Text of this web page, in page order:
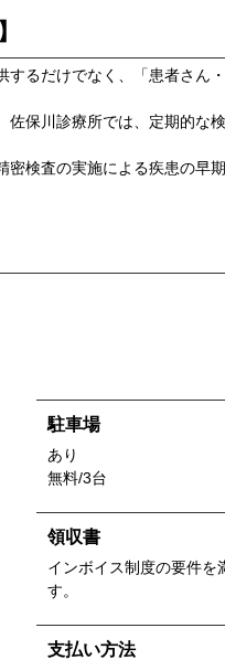
るだけでなく、「患者さん
保川診療所では、定期的な
検査の実施による疾患の早
駐車場
あり
無料/3台
領収書
インボイス制度の要件を
す。
支払い方法